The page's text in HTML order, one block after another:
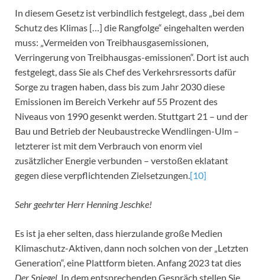
In diesem Gesetz ist verbindlich festgelegt, dass „bei dem
Schutz des Klimas […] die Rangfolge“ eingehalten werden
muss: „Vermeiden von Treibhausgasemissionen,
Verringerung von Treibhausgas-emissionen“. Dort ist auch
festgelegt, dass Sie als Chef des Verkehrsressorts dafür
Sorge zu tragen haben, dass bis zum Jahr 2030 diese
Emissionen im Bereich Verkehr auf 55 Prozent des
Niveaus von 1990 gesenkt werden. Stuttgart 21 – und der
Bau und Betrieb der Neubaustrecke Wendlingen-Ulm –
letzterer ist mit dem Verbrauch von enorm viel
zusätzlicher Energie verbunden – verstoßen eklatant
gegen diese verpflichtenden Zielsetzungen.[10]
Sehr geehrter Herr Henning Jeschke!
Es ist ja eher selten, dass hierzulande große Medien
Klimaschutz-Aktiven, dann noch solchen von der „Letzten
Generation“, eine Plattform bieten. Anfang 2023 tat dies
Der Spiegel . In dem entsprechenden Gespräch stellen Sie